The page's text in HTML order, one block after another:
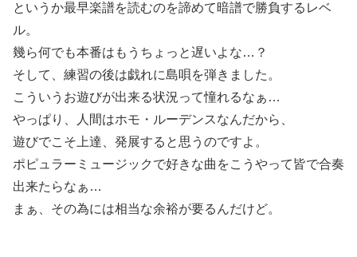
というか最早楽譜を読むのを諦めて暗譜で勝負するレベ
ル。
幾ら何でも本番はもうちょっと遅いよな…？
そして、練習の後は戯れに島唄を弾きました。
こういうお遊びが出来る状況って憧れるなぁ…
やっぱり、人間はホモ・ルーデンスなんだから、
遊びでこそ上達、発展すると思うのですよ。
ポピュラーミュージックで好きな曲をこうやって皆で合奏
出来たらなぁ…
まぁ、その為には相当な余裕が要るんだけど。